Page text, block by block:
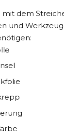
mit dem
und